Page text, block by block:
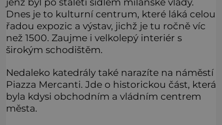
Dnes je to kulturní centrum, které láká celou
řadou expozic a výstav, jichž je tu ročně víc
než 1500. Zaujme i velkolepý interiér s
širokým schodištěm.
Nedaleko katedrály také narazíte na náměstí
Piazza Mercanti. Jde o historickou část, která
byla kdysi obchodním a vládním centrem
města.